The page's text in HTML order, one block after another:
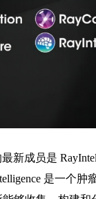
最新成员是
是一个肿